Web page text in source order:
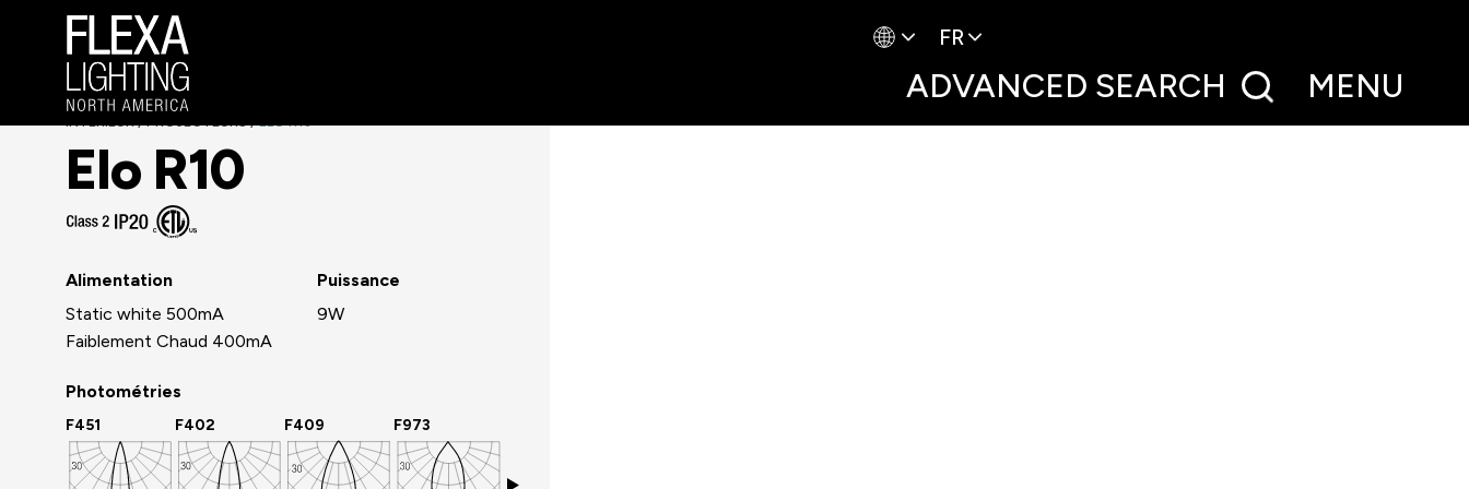
FR
ADVANCED SEARCH MENU
INTÉRIEUR/PROJECTEURS/ELO R10
Elo R10
Alimentation
Static white 500mA
Faiblement Chaud 400mA
Puissance
9W
Photométries
F451 F402 F409 F973